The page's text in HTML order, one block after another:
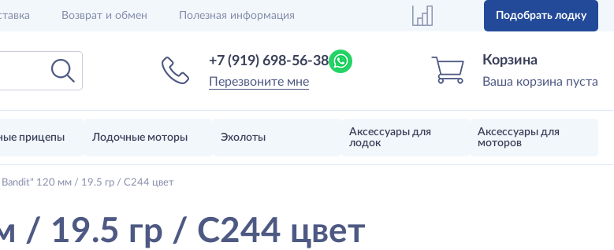
Возврат и обмен Полезная информация Подобрать лодку
Корзина
Ваша корзина пуста
+7 (919) 698-56-38
Перезвоните мне
прицепы Лодочные моторы Эхолоты
Аксессуары для
лодок
Аксессуары для
моторов
Bandit" 120 мм / 19.5 гр / C244 цвет
/ 19.5 гр / C244 цвет